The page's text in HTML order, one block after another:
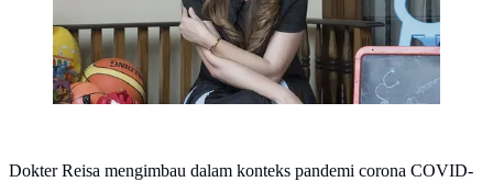
Dokter Reisa mengimbau dalam konteks pandemi corona COVID-